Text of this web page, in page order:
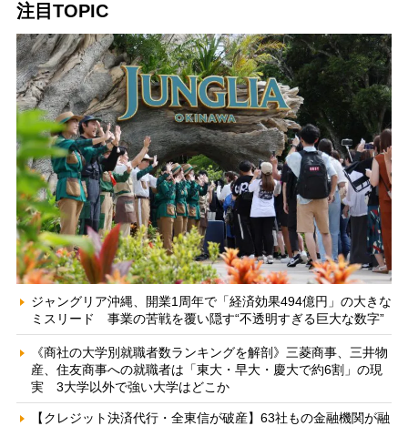
注目TOPIC
ジャングリア沖縄、開業1周年で「経済効果494億円」の大きな
ミスリード 事業の苦戦を覆い隠す“不透明すぎる巨大な数字”
《商社の大学別就職者数ランキングを解剖》三菱商事、三井物
産、住友商事への就職者は「東大・早大・慶大で約6割」の現
実 3大学以外で強い大学はどこか
【クレジット決済代行・全東信が破産】63社もの金融機関が融